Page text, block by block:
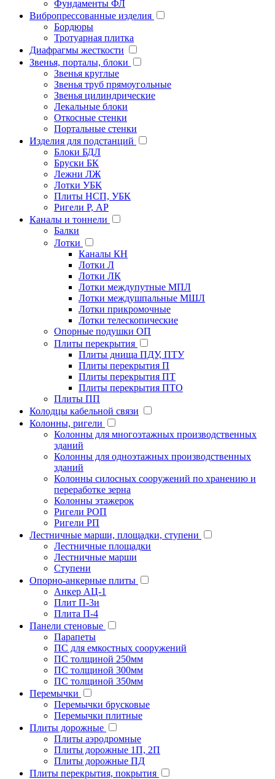
Фундаменты ФЛ
Вибропрессованные изделия
Бордюры
Тротуарная плитка
Диафрагмы жесткости
Звенья, порталы, блоки
Звенья круглые
Звенья труб прямоугольные
Звенья цилиндрические
Лекальные блоки
Откосные стенки
Портальные стенки
Изделия для подстанций
Блоки БДЛ
Бруски БК
Лежни ЛЖ
Лотки УБК
Плиты НСП, УБК
Ригели Р, АР
Каналы и тоннели
Балки
Лотки
Каналы КН
Лотки Л
Лотки ЛК
Лотки междупутные МПЛ
Лотки междушпальные МШЛ
Лотки прикромочные
Лотки телескопические
Опорные подушки ОП
Плиты перекрытия
Плиты днища ПДУ, ПТУ
Плиты перекрытия П
Плиты перекрытия ПТ
Плиты перекрытия ПТО
Плиты ПП
Колодцы кабельной связи
Колонны, ригели
Колонны для многоэтажных производственных
зданий
Колонны для одноэтажных производственных
зданий
Колонны силосных сооружений по хранению и
переработке зерна
Колонны этажерок
Ригели РОП
Ригели РП
Лестничные марши, площадки, ступени
Лестничные площадки
Лестничные марши
Ступени
Опорно-анкерные плиты
Анкер АЦ-1
Плит П-3и
Плита П-4
Панели стеновые
Парапеты
ПС для емкостных сооружений
ПС толщиной 250мм
ПС толщиной 300мм
ПС толщиной 350мм
Перемычки
Перемычки брусковые
Перемычки плитные
Плиты дорожные
Плиты аэродромные
Плиты дорожные 1П, 2П
Плиты дорожные ПД
Плиты перекрытия, покрытия